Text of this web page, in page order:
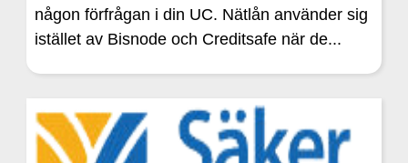
någon förfrågan i din UC. Nätlån använder sig
istället av Bisnode och Creditsafe när de...